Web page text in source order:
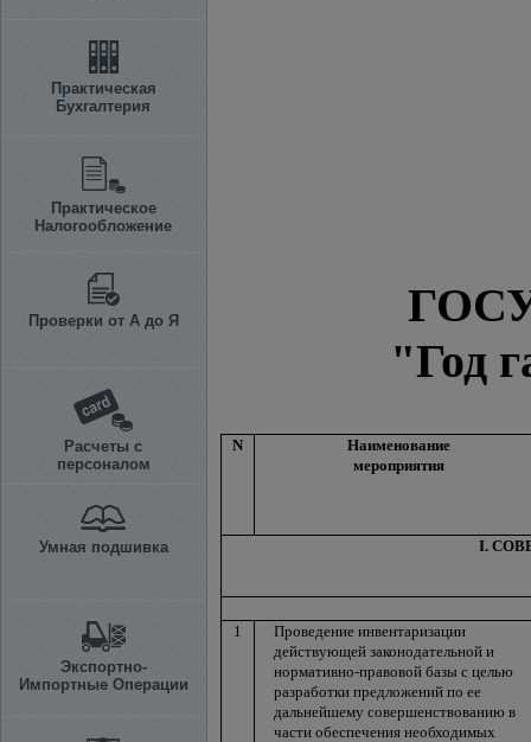
Практическая
Бухгалтерия
Практическое
Налогообложение
Проверки от А до Я
Расчеты с
персоналом
Умная подшивка
Экспортно-
Импортные Операции
"Год
N
Наименование
мероприятия
I.
1
Проведение инвентаризации
действующей законодательной и
нормативно-правовой базы с целью
разработки предложений по ее
дальнейшему совершенствованию в
части обеспечения необходимых